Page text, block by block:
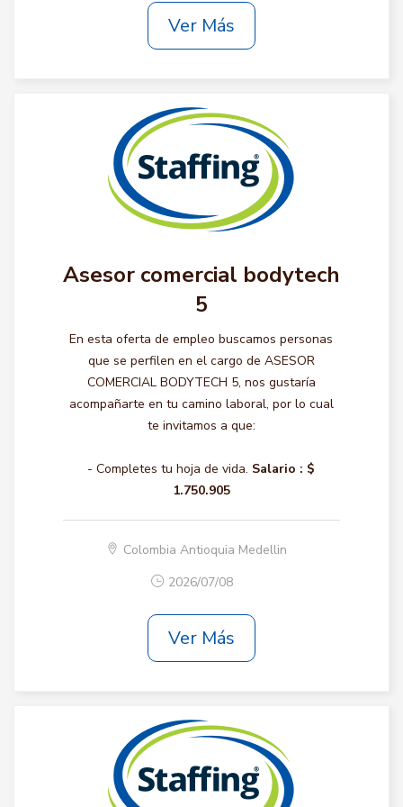
Ver Más
Asesor comercial bodytech
5
En esta oferta de empleo buscamos personas
que se perfilen en el cargo de ASESOR
COMERCIAL BODYTECH 5, nos gustaría
acompañarte en tu camino laboral, por lo cual
te invitamos a que:
- Completes tu hoja de vida. Salario : $
1.750.905
Colombia Antioquia Medellin
2026/07/08
Ver Más